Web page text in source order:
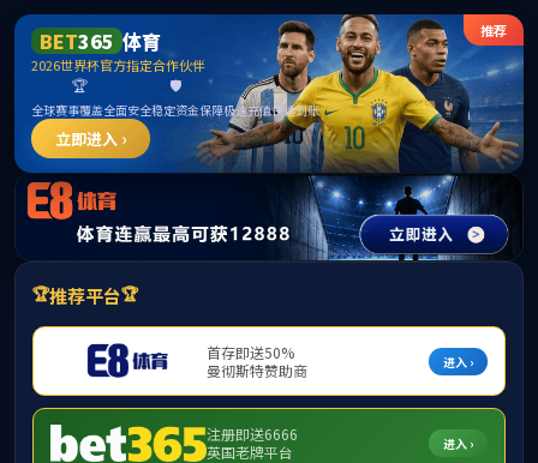
中国·必威(bw·西汉姆联)有限公司-Official
website
提示：访问地址无效，320/http:/289找不到对应的栏目！
首页 关闭此页